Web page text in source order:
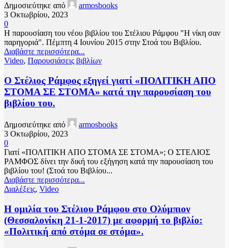
Δημοσιεύτηκε από
armosbooks
3 Οκτωβρίου, 2023
0
Η παρουσίαση του νέου βιβλίου του Στέλιου Ράμφου "Η νίκη σαν
παρηγοριά". Πέμπτη 4 Ιουνίου 2015 στην Στοά του Βιβλίου.
Διαβάστε περισσότερα...
Video, Παρουσιάσεις βιβλίων
Ο Στέλιος Ράμφος εξηγεί γιατί «ΠΟΛΙΤΙΚΗ ΑΠΟ
ΣΤΟΜΑ ΣΕ ΣΤΟΜΑ» κατά την παρουσίαση του
βιβλίου του.
Δημοσιεύτηκε από
armosbooks
3 Οκτωβρίου, 2023
0
Γιατί «ΠΟΛΙΤΙΚΗ ΑΠΟ ΣΤΟΜΑ ΣΕ ΣΤΟΜΑ»; Ο ΣΤΕΛΙΟΣ
ΡΑΜΦΟΣ δίνει την δική του εξήγηση κατά την παρουσίαση του
βιβλίου του! (Στοά του Βιβλίου...
Διαβάστε περισσότερα...
Διαλέξεις, Video
Η ομιλία του Στέλιου Ράμφου στο Ολύμπιον
(Θεσσαλονίκη 21-1-2017) με αφορμή το βιβλίο:
«Πολιτική από στόμα σε στόμα».